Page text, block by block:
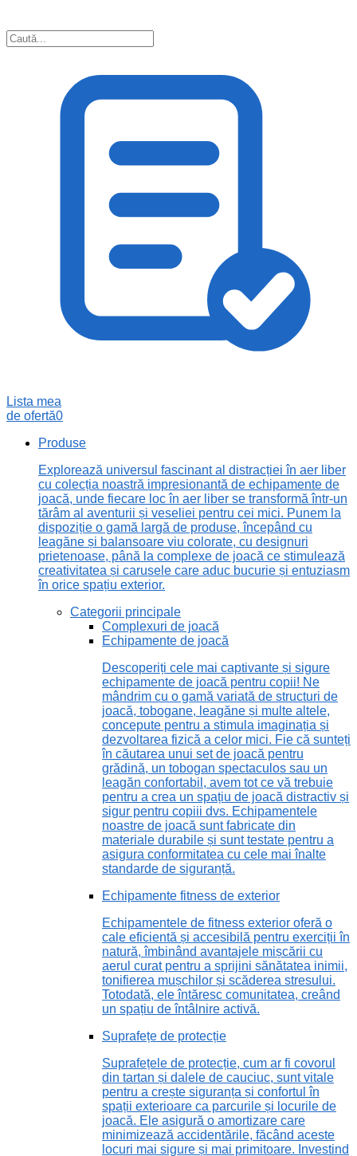
Lista mea
de ofertă0
Produse
Explorează universul fascinant al distracției în aer liber
cu colecția noastră impresionantă de echipamente de
joacă, unde fiecare loc în aer liber se transformă într-un
tărâm al aventurii și veseliei pentru cei mici. Punem la
dispoziție o gamă largă de produse, începând cu
leagăne și balansoare viu colorate, cu designuri
prietenoase, până la complexe de joacă ce stimulează
creativitatea și carusele care aduc bucurie și entuziasm
în orice spațiu exterior.
Categorii principale
Complexuri de joacă
Echipamente de joacă
Descoperiți cele mai captivante și sigure
echipamente de joacă pentru copii! Ne
mândrim cu o gamă variată de structuri de
joacă, tobogane, leagăne și multe altele,
concepute pentru a stimula imaginația și
dezvoltarea fizică a celor mici. Fie că sunteți
în căutarea unui set de joacă pentru
grădină, un tobogan spectaculos sau un
leagăn confortabil, avem tot ce vă trebuie
pentru a crea un spațiu de joacă distractiv și
sigur pentru copiii dvs. Echipamentele
noastre de joacă sunt fabricate din
materiale durabile și sunt testate pentru a
asigura conformitatea cu cele mai înalte
standarde de siguranță.
Echipamente fitness de exterior
Echipamentele de fitness exterior oferă o
cale eficientă și accesibilă pentru exerciții în
natură, îmbinând avantajele mișcării cu
aerul curat pentru a sprijini sănătatea inimii,
tonifierea mușchilor și scăderea stresului.
Totodată, ele întăresc comunitatea, creând
un spațiu de întâlnire activă.
Suprafețe de protecție
Suprafețele de protecție, cum ar fi covorul
din tartan și dalele de cauciuc, sunt vitale
pentru a crește siguranța și confortul în
spații exterioare ca parcurile și locurile de
joacă. Ele asigură o amortizare care
minimizează accidentările, făcând aceste
locuri mai sigure și mai primitoare. Investind